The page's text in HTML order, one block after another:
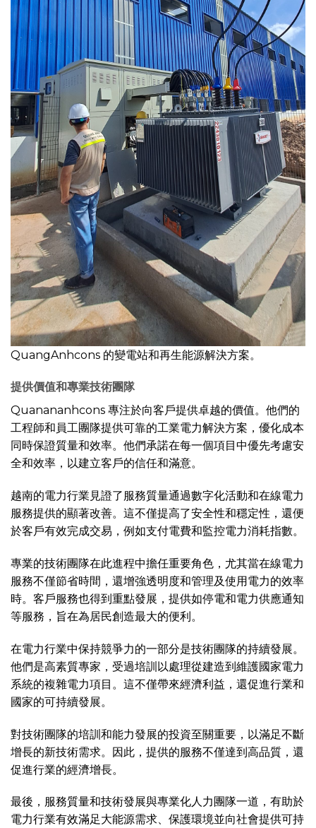
QuangAnhcons 的變電站和再生能源解決方案。
提供價值和專業技術團隊
Quanananhcons 專注於向客戶提供卓越的價值。他們的
工程師和員工團隊提供可靠的工業電力解決方案，優化成本
同時保證質量和效率。他們承諾在每一個項目中優先考慮安
全和效率，以建立客戶的信任和滿意。
越南的電力行業見證了服務質量通過數字化活動和在線電力
服務提供的顯著改善。這不僅提高了安全性和穩定性，還便
於客戶有效完成交易，例如支付電費和監控電力消耗指數。
專業的技術團隊在此進程中擔任重要角色，尤其當在線電力
服務不僅節省時間，還增強透明度和管理及使用電力的效率
時。客戶服務也得到重點發展，提供如停電和電力供應通知
等服務，旨在為居民創造最大的便利。
在電力行業中保持競爭力的一部分是技術團隊的持續發展。
他們是高素質專家，受過培訓以處理從建造到維護國家電力
系統的複雜電力項目。這不僅帶來經濟利益，還促進行業和
國家的可持續發展。
對技術團隊的培訓和能力發展的投資至關重要，以滿足不斷
增長的新技術需求。因此，提供的服務不僅達到高品質，還
促進行業的經濟增長。
最後，服務質量和技術發展與專業化人力團隊一道，有助於
電力行業有效滿足大能源需求、保護環境並向社會提供可持